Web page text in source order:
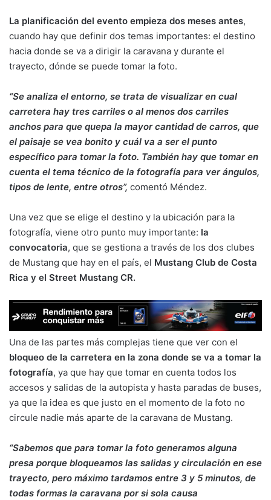
La planificación del evento empieza dos meses antes,
cuando hay que definir dos temas importantes: el destino
hacia donde se va a dirigir la caravana y durante el
trayecto, dónde se puede tomar la foto.
“Se analiza el entorno, se trata de visualizar en cual
carretera hay tres carriles o al menos dos carriles
anchos para que quepa la mayor cantidad de carros, que
el paisaje se vea bonito y cuál va a ser el punto
específico para tomar la foto. También hay que tomar en
cuenta el tema técnico de la fotografía para ver ángulos,
tipos de lente, entre otros”, comentó Méndez.
Una vez que se elige el destino y la ubicación para la
fotografía, viene otro punto muy importante: la
convocatoria, que se gestiona a través de los dos clubes
de Mustang que hay en el país, el Mustang Club de Costa
Rica y el Street Mustang CR.
Una de las partes más complejas tiene que ver con el
bloqueo de la carretera en la zona donde se va a tomar la
fotografía, ya que hay que tomar en cuenta todos los
accesos y salidas de la autopista y hasta paradas de buses,
ya que la idea es que justo en el momento de la foto no
circule nadie más aparte de la caravana de Mustang.
“Sabemos que para tomar la foto generamos alguna
presa porque bloqueamos las salidas y circulación en ese
trayecto, pero máximo tardamos entre 3 y 5 minutos, de
todas formas la caravana por si sola causa